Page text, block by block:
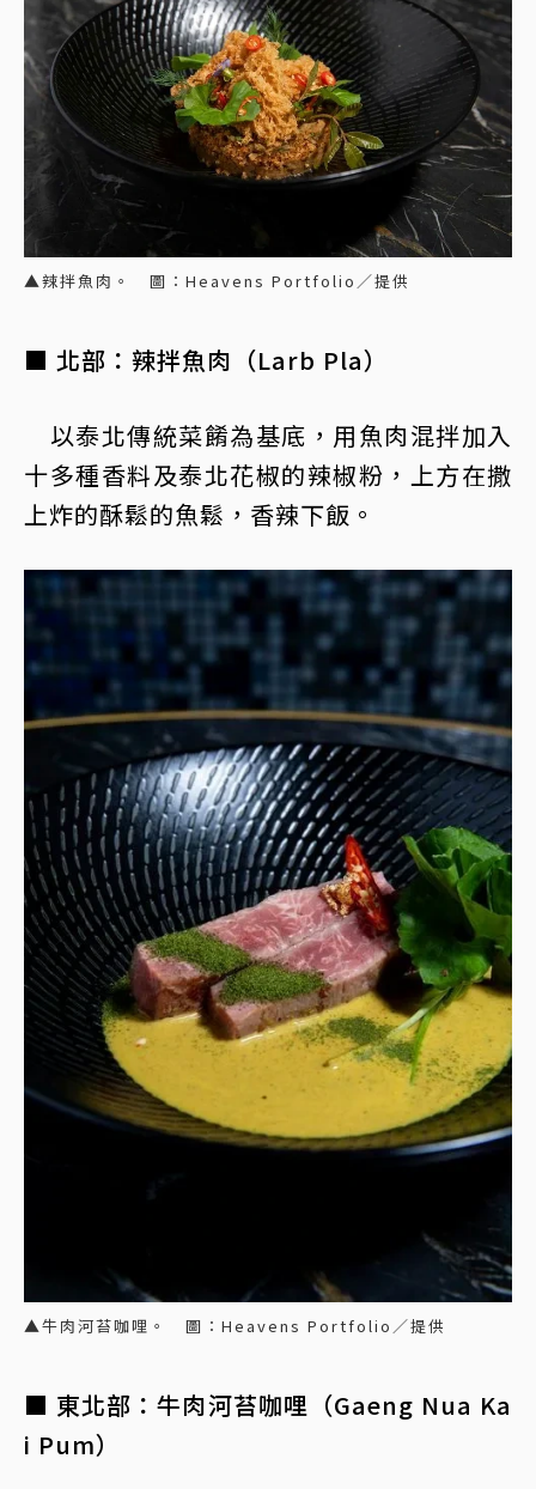
▲辣拌魚肉。 圖：Heavens Portfolio／提供
■ 北部：辣拌魚肉（Larb Pla）
以泰北傳統菜餚為基底，用魚肉混拌加入
十多種香料及泰北花椒的辣椒粉，上方在撒
上炸的酥鬆的魚鬆，香辣下飯。
▲牛肉河苔咖哩。 圖：Heavens Portfolio／提供
■ 東北部：牛肉河苔咖哩（Gaeng Nua Ka
i Pum）